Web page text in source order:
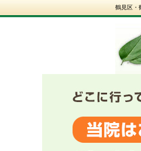
鶴見区・